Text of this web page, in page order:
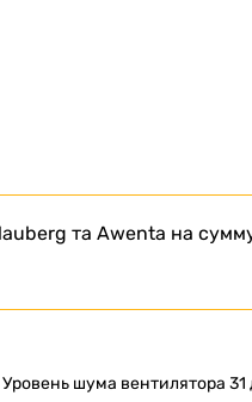
та Awenta на
Уровень шума вентилятора 31